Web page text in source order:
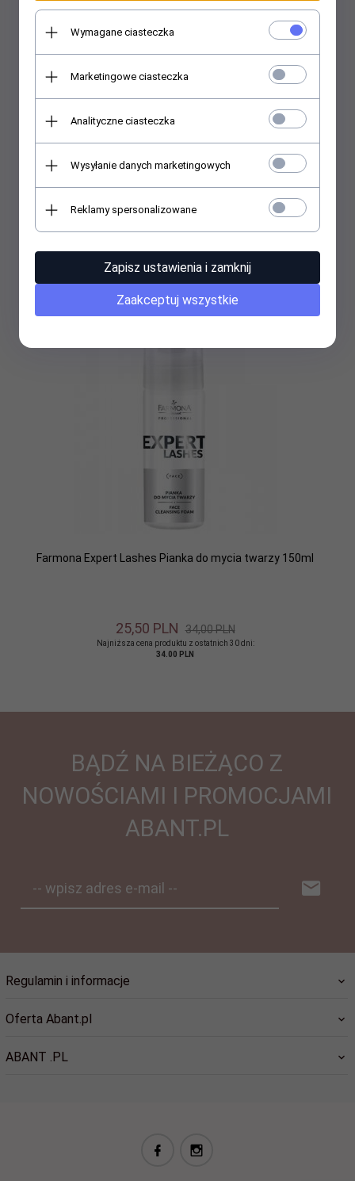
Farmona RETIN GOLD Liftingująco-rozświetlający krem pod
oczy 50ml
56,93PLN 75,90 PLN
Promocja
Farmona Expert Lashes Pianka do mycia twarzy 150ml
25,50 PLN 34,00 PLN
Najniższa cena produktu z ostatnich 30 dni:
34.00 PLN
BĄDŹ NA BIEŻĄCO Z
NOWOŚCIAMI I PROMOCJAMI
ABANT.PL
-- wpisz adres e-mail --
Regulamin i informacje
Oferta Abant.pl
ABANT .PL
Wymagane ciasteczka
Marketingowe ciasteczka
Analityczne ciasteczka
Wysyłanie danych marketingowych
Reklamy spersonalizowane
Zapisz ustawienia i zamknij
Zaakceptuj wszystkie